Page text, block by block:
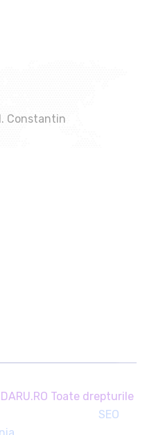
Constantin
Toate drepturile
SEO